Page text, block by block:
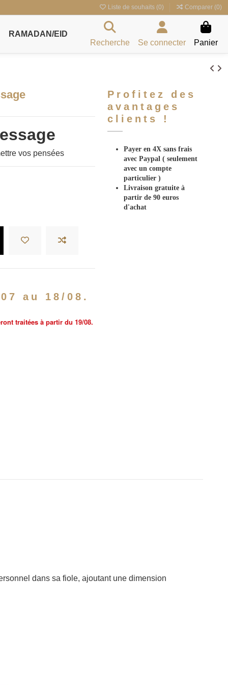
Liste de souhaits (0) Comparer (0)
RAMADAN/EID
Recherche
Se connecter Panier
vos pensées
au 18/08.
traitées à partir du 19/08.
Profitez des
avantages
clients !
Payer en 4X sans frais
avec Paypal( seulement
avec un compte
particulier )
Livraison gratuite à
partir de 90 euros
d'achat
dans sa fiole, ajoutant une dimension